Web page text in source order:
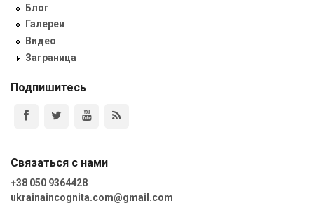
Блог
Галереи
Видео
Заграница
Подпишитесь
Связаться с нами
+38 050 9364428
ukrainaincognita.com@gmail.com